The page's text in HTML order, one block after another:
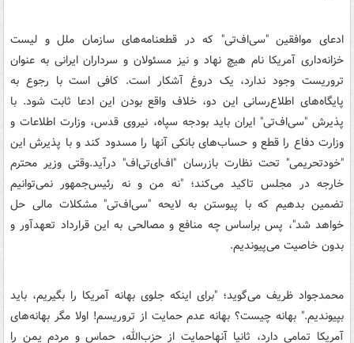
ادعای موافقین "سی‌اف‌تی" که در قطعنامه‌های سازمان ملل و لیست
خزانه‌داری آمریکا نام هیچ نهاد و نیز مسئولان و سرداران ایرانی به عنوان
تروریست وجود ندارد، یک دروغ آشکار است. کافی است با رجوع به
پایگاه‌های اطلاع‌رسانی این دو، خلاف واقع بودن این ادعا ثابت شود. با
پذیرش "سی‌اف‌تی" ایران باید بودجه سپاه، نیروی قدس، وزارت اطلاعات و
وزارت دفاع را قطع و حساب‌های بانکی آنها را مسدود کند و با پذیرش این
"خودتحریمی" تحت نظارت بازرسان "اف‌ای‌تی‌اف" درآید.وقتی وزیر محترم
خارجه در مجلس تاکید می‌کند؛ "نه من و نه رئیس‌جمهور نمی‌توانیم
تضمین بدهیم که با پیوستن به لایحه "سی‌اف‌تی" مشکلات مالی حل
خواهد شد"، پس براساس چه منافع و مصالحی به این قرارداد تعهدآور و
بدون خاصیت می‌پیوندیم.
محمدجواد ظریف می‌گوید؛ "برای اینکه جلوی بهانه آمریکا را بگیریم، باید
بپیوندیم." بهانه چیست؟ بهانه عدم حمایت از تروریسم! اولا مگر بهانه‌های
آمریکا تمامی دارد، ثانیا آنهاحمایت از حزب‌الله، حماس و مردم یمن را